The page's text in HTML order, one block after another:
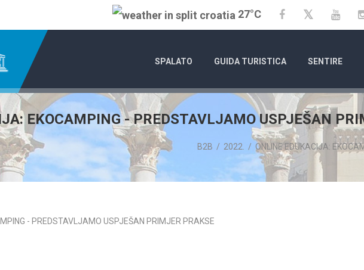
27°C FacebookTwitter
SPALATO GUIDA TURISTICA SENTIRE
EKOCAMPING - PREDSTAVLJAMO USPJEŠAN
B2B / 2022. / ONLINE EDUKACIJA: